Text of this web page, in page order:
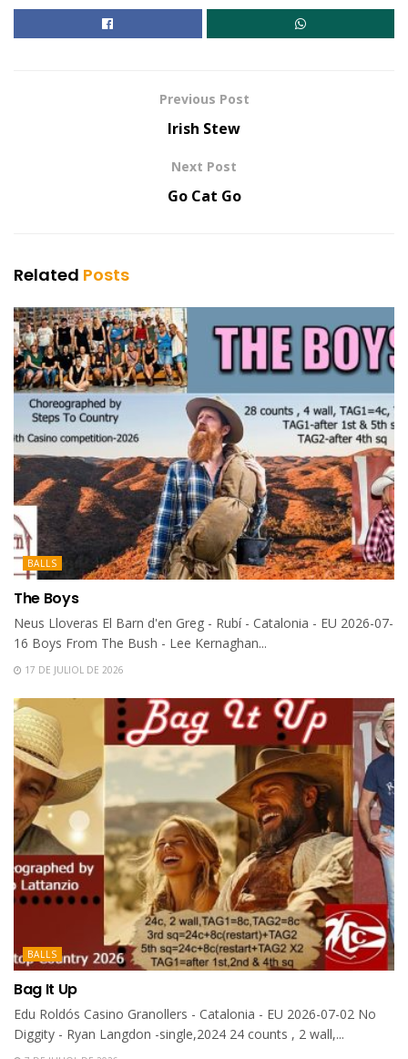
Previous Post
Irish Stew
Next Post
Go Cat Go
Related Posts
BALLS
The Boys
Neus Lloveras El Barn d'en Greg - Rubí - Catalonia - EU 2026-07-
16 Boys From The Bush - Lee Kernaghan...
17 DE JULIOL DE 2026
BALLS
Bag It Up
Edu Roldós Casino Granollers - Catalonia - EU 2026-07-02 No
Diggity - Ryan Langdon -single,2024 24 counts , 2 wall,...